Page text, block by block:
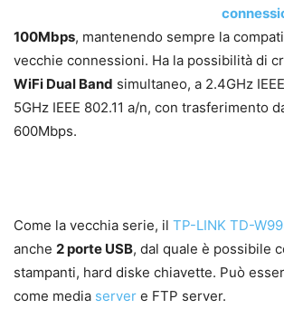
100Mbps, mantenendo sempre la
vecchie connessioni. Ha la possibilità di
WiFi Dual Band simultaneo, a 2.4GHz
5GHz IEEE 802.11 a/n, con trasferimento
600Mbps.
Come la vecchia serie, il TP-LINK TD-
anche 2 porte USB, dal quale è possibile
stampanti, hard diske chiavette. Può
come media server e FTP server.